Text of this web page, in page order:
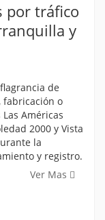
por tráfico
y
de
fabricación o
Américas
2000 y Vista
la
y registro.
Ver Mas